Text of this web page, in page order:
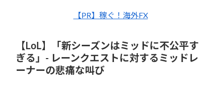
【PR】稼ぐ！海外FX
【LoL】「新シーズンはミッドに不公平す
ぎる」- レーンクエストに対するミッドレ
ーナーの悲痛な叫び